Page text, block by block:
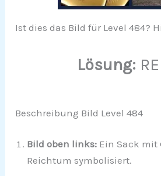
Ist dies das Bild für Level 484?
Lösung:
Beschreibung Bild Level 484
Bild oben links: Ein Sack mit
Reichtum symbolisiert.